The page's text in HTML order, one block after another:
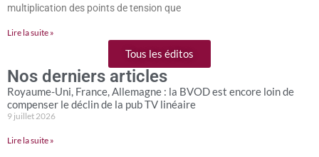
multiplication des points de tension que
Lire la suite »
Tous les éditos
Nos derniers articles
Royaume-Uni, France, Allemagne : la BVOD est encore loin de
compenser le déclin de la pub TV linéaire
9 juillet 2026
Lire la suite »